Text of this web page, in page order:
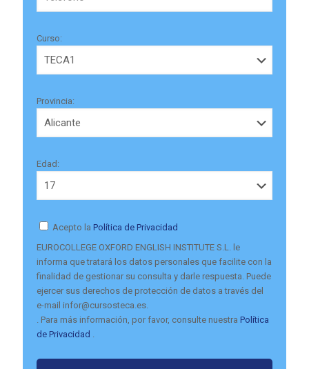
Curso:
Provincia:
Edad:
Acepto la Política de Privacidad
EUROCOLLEGE OXFORD ENGLISH INSTITUTE S.L. le
informa que tratará los datos personales que facilite con la
finalidad de gestionar su consulta y darle respuesta. Puede
ejercer sus derechos de protección de datos a través del
e-mail infor@cursosteca.es.
. Para más información, por favor, consulte nuestra Política
de Privacidad